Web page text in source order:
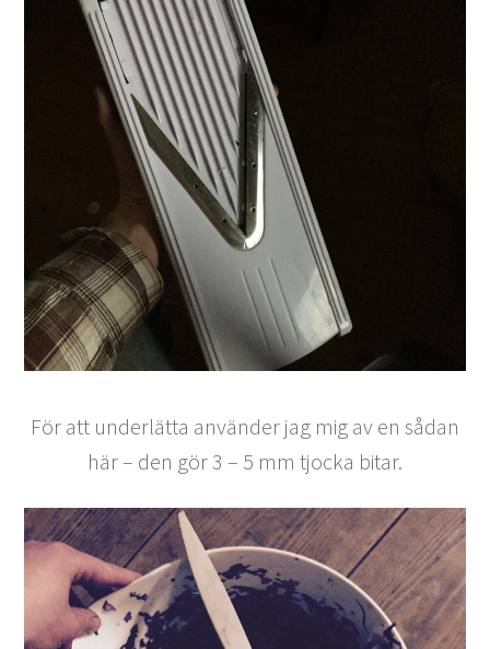
För att underlätta använder jag mig av en sådan
här – den gör 3 – 5 mm tjocka bitar.